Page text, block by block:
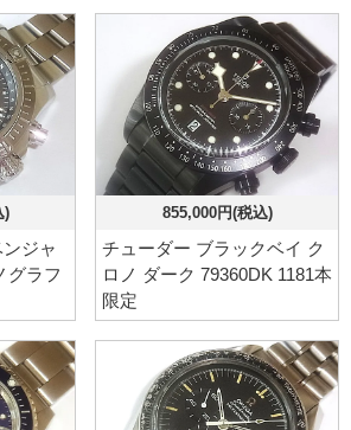
)
ジャ
グラフ
855,000円(税込)
チューダー ブラックベイ ク
ロノ ダーク 79360DK 1181本
限定